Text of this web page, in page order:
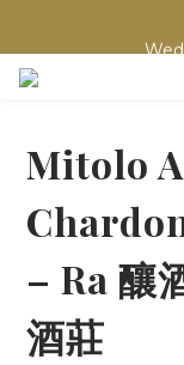
買滿任何酒類 六
Mitolo
– Ra 釀
酒莊